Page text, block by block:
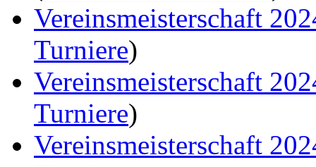
Vereinsmeisterschaft
Turniere)
Vereinsmeisterschaft
Turniere)
Vereinsmeisterschaft